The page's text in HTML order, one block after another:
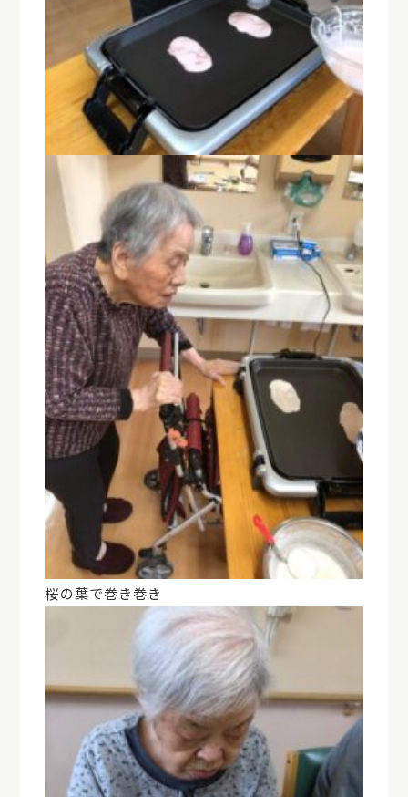
桜の葉で巻き巻き